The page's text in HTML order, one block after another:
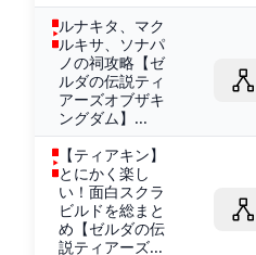
ルナキタ、マク
ルキサ、ソナパ
ノの祠攻略【ゼ
ルダの伝説ティ
アーズオブザキ
ングダム】...
【ティアキン】
とにかく楽し
い！面白スクラ
ビルドを総まと
め【ゼルダの伝
説ティアーズ...